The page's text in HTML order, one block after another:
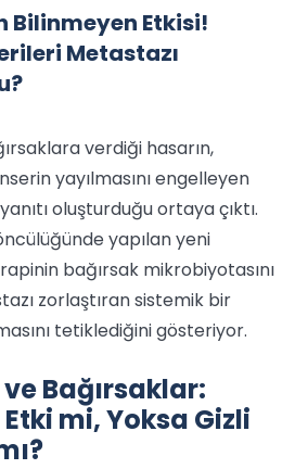
Bilinmeyen Etkisi!
Metastazı
verdiği hasarın,
yayılmasını engelleyen
oluşturduğu ortaya çıktı.
yapılan yeni
bağırsak mikrobiyotasını
zorlaştıran sistemik bir
tetiklediğini gösteriyor.
Bağırsaklar:
mi, Yoksa Gizli